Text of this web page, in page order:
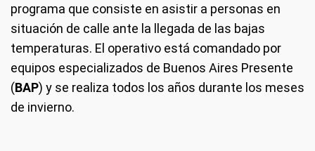
programa que consiste en asistir a personas en
situación de calle ante la llegada de las bajas
temperaturas. El operativo está comandado por
equipos especializados de Buenos Aires Presente
(BAP) y se realiza todos los años durante los meses
de invierno.